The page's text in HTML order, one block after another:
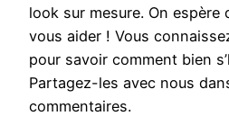
look sur mesure. On espère
vous aider ! Vous
pour savoir comment bien
Partagez-les avec nous
commentaires.